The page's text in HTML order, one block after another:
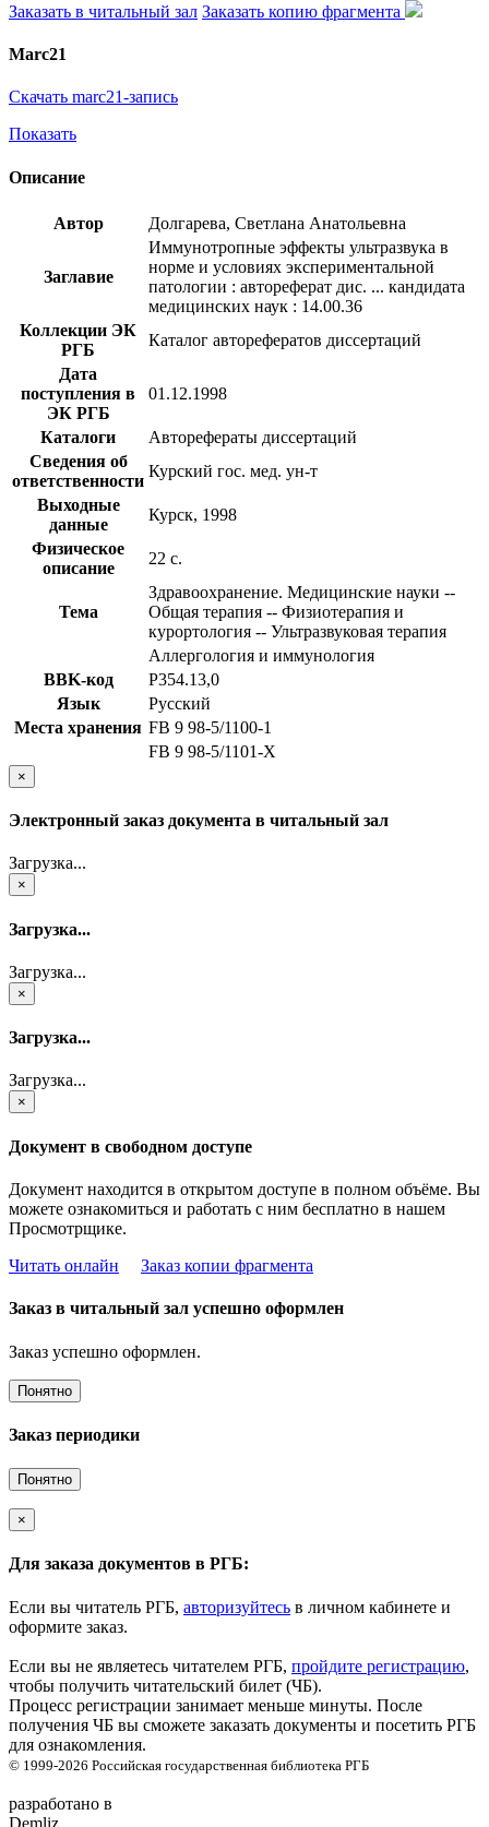
Заказать в читальный зал Заказать копию фрагмента
Marc21
Скачать marc21-запись
Показать
Описание
Автор Долгарева, Светлана Анатольевна
Заглавие
Иммунотропные эффекты ультразвука в
норме и условиях экспериментальной
патологии : автореферат дис. ... кандидата
медицинских наук : 14.00.36
Коллекции ЭК
РГБ
Каталог авторефератов диссертаций
Дата
поступления в
ЭК РГБ
01.12.1998
Каталоги
Авторефераты диссертаций
Сведения об
ответственности
Курский гос. мед. ун-т
Выходные
данные
Курск, 1998
Физическое
описание
22 с.
Тема
Здравоохранение. Медицинские науки --
Общая терапия -- Физиотерапия и
курортология -- Ультразвуковая терапия
Аллергология и иммунология
BBK-код
Р354.13,0
Язык
Русский
Места хранения FB 9 98-5/1100-1
FB 9 98-5/1101-X
×
Электронный заказ документа в читальный зал
Загрузка...
×
Загрузка...
Загрузка...
×
Загрузка...
Загрузка...
×
Документ в свободном доступе
Документ находится в открытом доступе в полном объёме. Вы
можете ознакомиться и работать с ним бесплатно в нашем
Просмотрщике.
Читать онлайн
Заказ копии фрагмента
Заказ в читальный зал успешно оформлен
Заказ успешно оформлен.
Понятно
Заказ периодики
Понятно
×
Для заказа документов в РГБ:
Если вы читатель РГБ, авторизуйтесь в личном кабинете и
оформите заказ.
Если вы не являетесь читателем РГБ, пройдите регистрацию,
чтобы получить читательский билет (ЧБ).
Процесс регистрации занимает меньше минуты. После
получения ЧБ вы сможете заказать документы и посетить РГБ
для ознакомления.
© 1999-2026 Российская государственная библиотека РГБ
разработано в
Demliz